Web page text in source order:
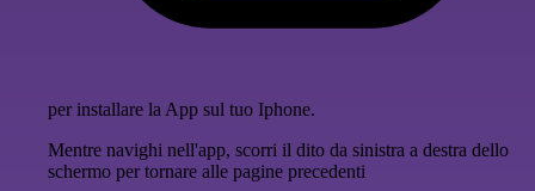
per installare la App sul tuo Iphone.
Mentre navighi nell'app, scorri il dito da sinistra a destra dello
schermo per tornare alle pagine precedenti